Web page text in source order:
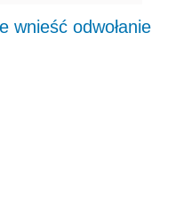
wnieść odwołanie